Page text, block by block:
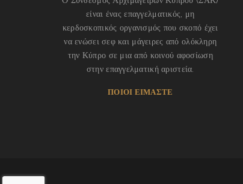
είναι ένας επαγγελματικός, μη
κερδοσκοπικός οργανισμός που σκοπό έχει
να ενώσει σεφ και μάγειρες από ολόκληρη
την Κύπρο σε μια από κοινού αφοσίωση
στην επαγγελματική αριστεία.
ΠΟΙΟΙ ΕΙΜΑΣΤΕ